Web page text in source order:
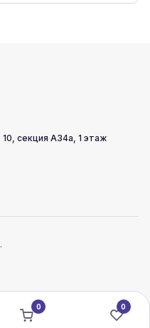
секция А34а, 1 этаж
0 0